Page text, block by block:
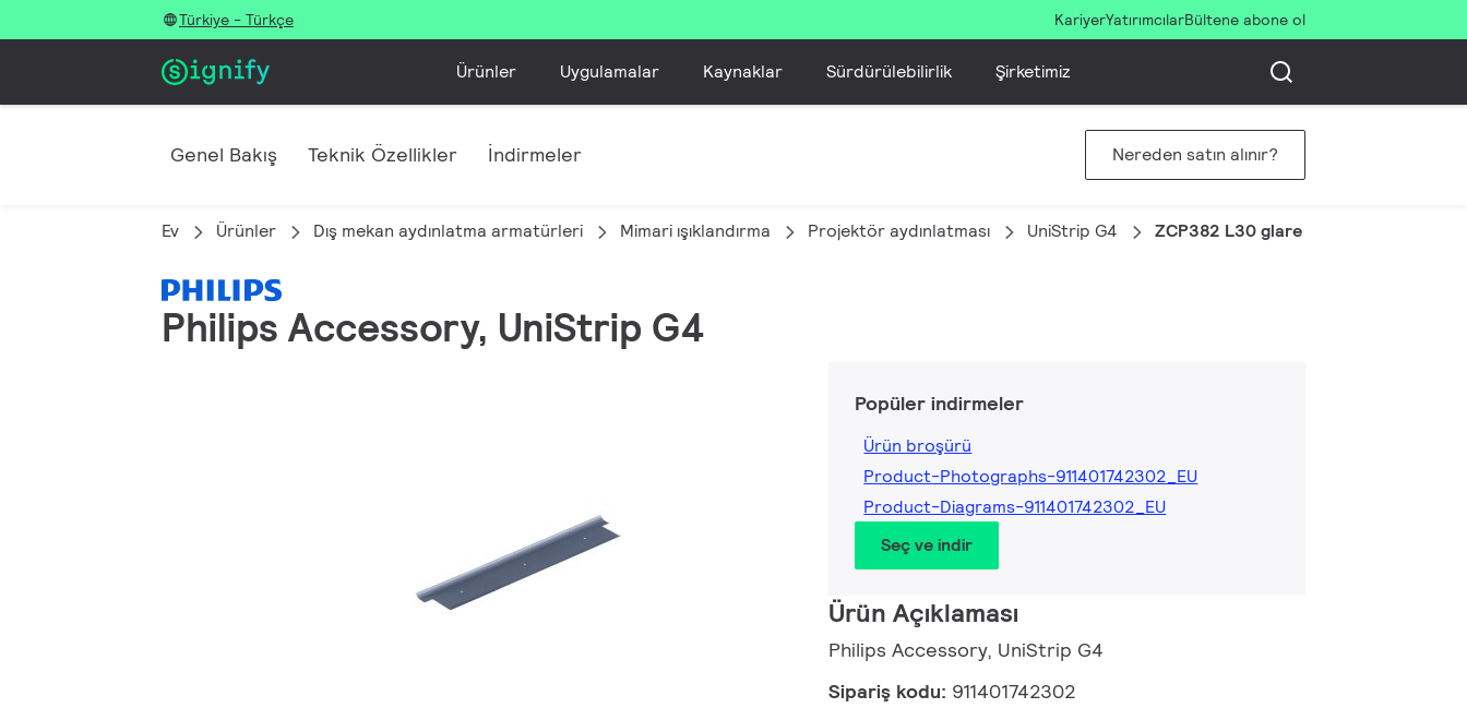
Türkiye - Türkçe KariyerYatırımcılarBültene abone ol
Ürünler Uygulamalar Kaynaklar Sürdürülebilirlik Şirketimiz
Genel Bakış Teknik Özellikler İndirmeler Nereden satın alınır?
Ev Ürünler Dış mekan aydınlatma armatürleri Mimari ışıklandırma Projektör aydınlatması UniStrip G4 ZCP382 L30 glare shield (10 pcs)
Philips Accessory, UniStrip G4
Popüler indirmeler
Ürün broşürü
Product-Photographs-911401742302_EU
Product-Diagrams-911401742302_EU
Seç ve indir
Ürün Açıklaması
Philips Accessory, UniStrip G4
Sipariş kodu: 911401742302